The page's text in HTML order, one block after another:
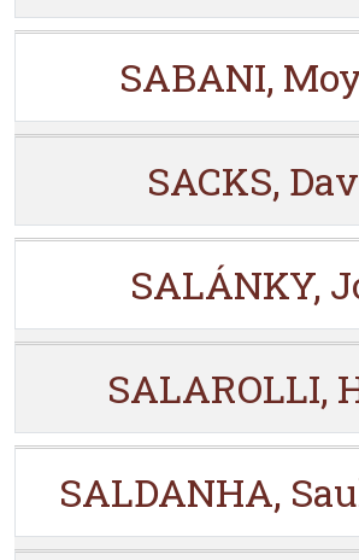
SABANI,
SACKS,
SALÁNKY,
SALAROLLI,
SALDANHA,